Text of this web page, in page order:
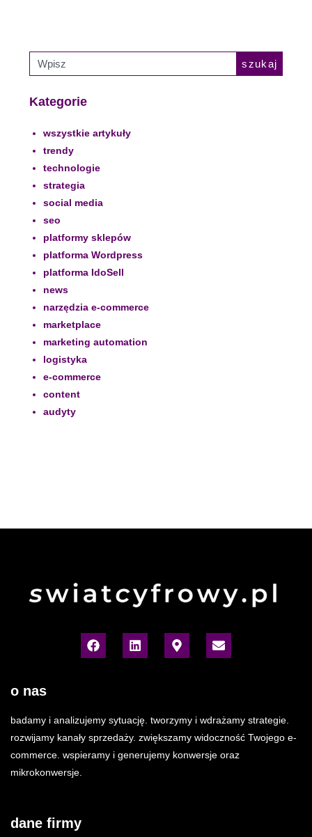
szukaj
Kategorie
wszystkie artykuły
trendy
technologie
strategia
social media
seo
platformy sklepów
platforma Wordpress
platforma IdoSell
news
narzędzia e-commerce
marketplace
marketing automation
logistyka
e-commerce
content
audyty
o nas
badamy i analizujemy sytuację. tworzymy i wdrażamy strategie.
rozwijamy kanały sprzedaży. zwiększamy widoczność Twojego e-
commerce. wspieramy i generujemy konwersje oraz
mikrokonwersje.
dane firmy